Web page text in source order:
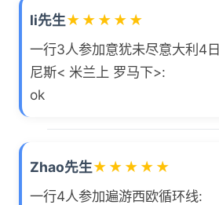
li先生★ ★ ★ ★ ★
一行3人参加意犹未尽意大利4
尼斯< 米兰上 罗马下>:
ok
Zhao先生★ ★ ★ ★ ★
一行4人参加遍游西欧循环线: